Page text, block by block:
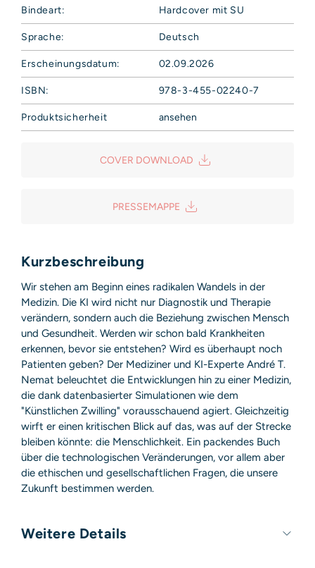
Bindeart: Hardcover mit SU
Sprache: Deutsch
Erscheinungsdatum: 02.09.2026
ISBN: 978-3-455-02240-7
Produktsicherheit
ansehen
Sicherheitshinweis entsprechend Art. 9 Abs. 7 S. 2 der
COVER DOWNLOAD
PRESSEMAPPE
Kurzbeschreibung
Wir stehen am Beginn eines radikalen Wandels in der
Medizin. Die KI wird nicht nur Diagnostik und Therapie
verändern, sondern auch die Beziehung zwischen Mensch
und Gesundheit. Werden wir schon bald Krankheiten
erkennen, bevor sie entstehen? Wird es überhaupt noch
Patienten geben? Der Mediziner und KI-Experte André T.
Nemat beleuchtet die Entwicklungen hin zu einer Medizin,
die dank datenbasierter Simulationen wie dem
"Künstlichen Zwilling" vorausschauend agiert. Gleichzeitig
wirft er einen kritischen Blick auf das, was auf der Strecke
bleiben könnte: die Menschlichkeit. Ein packendes Buch
über die technologischen Veränderungen, vor allem aber
die ethischen und gesellschaftlichen Fragen, die unsere
Zukunft bestimmen werden.
Weitere Details